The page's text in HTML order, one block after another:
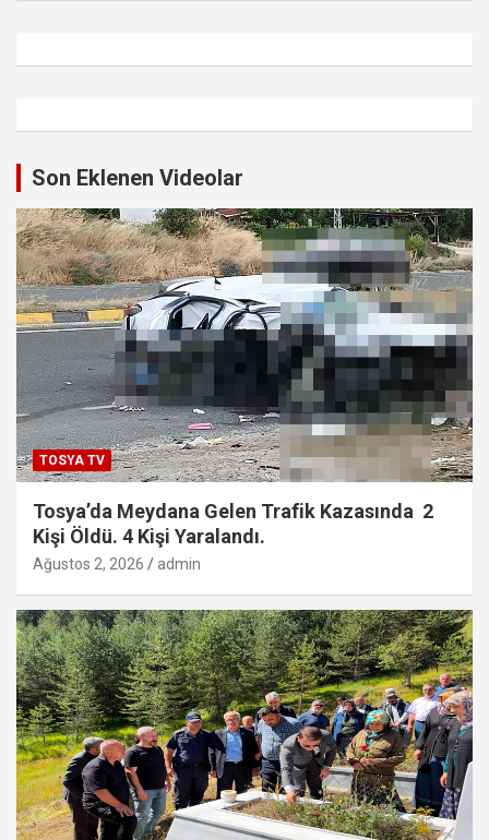
Son Eklenen Videolar
TOSYA TV
Tosya’da Meydana Gelen Trafik Kazasında 2
Kişi Öldü. 4 Kişi Yaralandı.
Ağustos 2, 2026 admin